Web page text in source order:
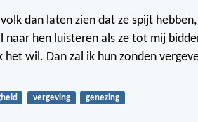
dan laten zien dat ze spijt
naar hen luisteren als ze tot mij
het wil. Dan zal ik hun zonden
vergeving genezing